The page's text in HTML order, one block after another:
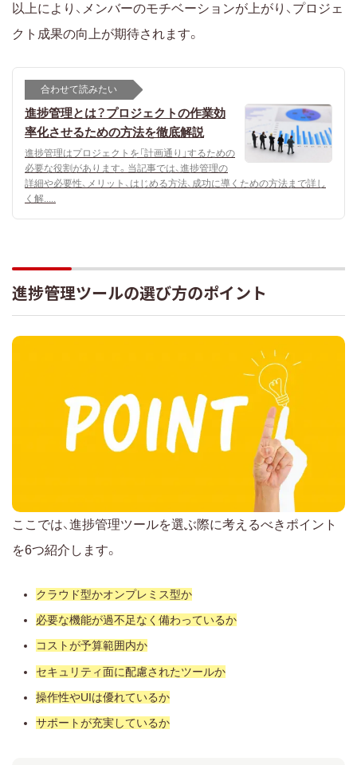
以上により、メンバーのモチベーションが上がり、プロジェ
クト成果の向上が期待されます。
合わせて読みたい
進捗管理とは？プロジェクトの作業効
率化させるための方法を徹底解説
進捗管理はプロジェクトを「計画通り」するための
必要な役割があります。当記事では、進捗管理の
詳細や必要性、メリット、はじめる方法、成功に導くための方法まで詳し
く解.....
進捗管理ツールの選び方のポイント
ここでは、進捗管理ツールを選ぶ際に考えるべきポイント
を6つ紹介します。
クラウド型かオンプレミス型か
必要な機能が過不足なく備わっているか
コストが予算範囲内か
セキュリティ面に配慮されたツールか
操作性やUIは優れているか
サポートが充実しているか